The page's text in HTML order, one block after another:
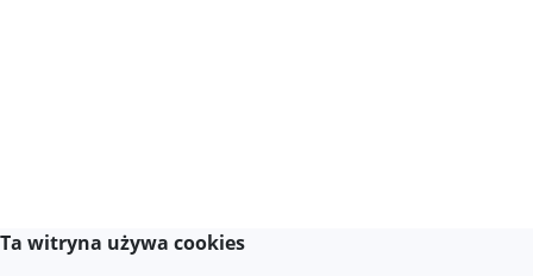
Ta witryna używa cookies